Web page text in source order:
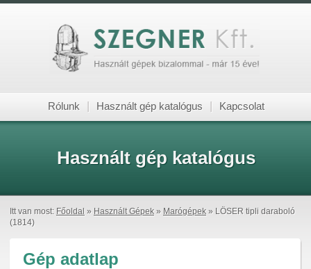
Rólunk Használt gép katalógus Kapcsolat
Használt gép katalógus
Itt van most: Főoldal » Használt Gépek » Marógépek » LÖSER tipli daraboló
(1814)
Gép adatlap